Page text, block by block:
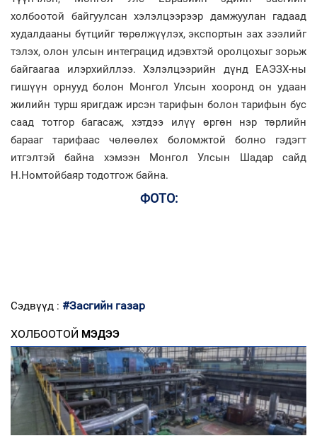
холбоотой байгуулсан хэлэлцээрээр дамжуулан гадаад
худалдааны бүтцийг төрөлжүүлэх, экспортын зах зээлийг
тэлэх, олон улсын интеграцид идэвхтэй оролцохыг зорьж
байгаагаа илэрхийллээ. Хэлэлцээрийн дүнд ЕАЭЗХ-ны
гишүүн орнууд болон Монгол Улсын хооронд он удаан
жилийн турш яригдаж ирсэн тарифын болон тарифын бус
саад тотгор багасаж, хэтдээ илүү өргөн нэр төрлийн
барааг тарифаас чөлөөлөх боломжтой болно гэдэгт
итгэлтэй байна хэмээн Монгол Улсын Шадар сайд
Н.Номтойбаяр тодотгож байна.
ФОТО:
Сэдвүүд : #Засгийн газар
ХОЛБООТОЙ МЭДЭЭ